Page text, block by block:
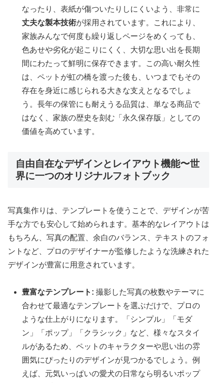
なったり、表紙が傷ついたりしにくいよう、非常に
丈夫な製本技術が採用されています。これにより、
家族みんなで何度も繰り返しページをめくっても、
色あせや劣化が起こりにくく、大切な思い出を長期
間にわたって鮮明に保存できます。この高い耐久性
は、ペットが虹の橋を渡った後も、いつまでもその
存在を身近に感じられる大きな支えとなるでしょ
う。長年の保管にも耐えうる品質は、単なる商品で
はなく、家族の歴史を刻む「永久保存版」としての
価値を高めています。
自由自在なデザインとレイアウト機能〜世
界に一つのオリジナルフォトブック
写真集作りは、テンプレートを使うことで、デザインが苦
手な方でも安心して始められます。基本的なレイアウトは
もちろん、写真の配置、余白のバランス、テキストのフォ
ントなど、プロのデザイナーが監修したような洗練された
デザインが豊富に用意されています。
豊富なテンプレート: 撮影した写真の枚数やテーマに
合わせて最適なテンプレートを選ぶだけで、プロの
ような仕上がりになります。「シンプル」「モダ
ン」「ポップ」「クラシック」など、様々なスタイ
ルがあるため、ペットのキャラクターや思い出の雰
囲気にぴったりのデザインが見つかるでしょう。例
えば、元気いっぱいの愛犬の日常なら明るいポップ